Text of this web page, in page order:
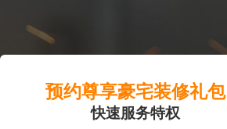
预约尊享豪宅装修礼包
快速服务特权